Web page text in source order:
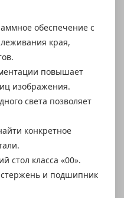
обеспечение с
края,
повышает
изображения.
света позволяет
конкретное
стол класса «00».
и подшипник